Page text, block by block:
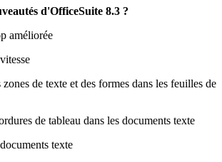
d'OfficeSuite 8.3 ?
améliorée
de texte et des formes dans les feuilles de
de tableau dans les documents texte
texte